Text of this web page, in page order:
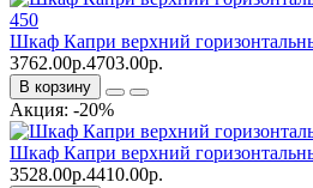
Шкаф Капри верхний
3762.00р.4703.00р.
В корзину
Акция: -20%
Шкаф Капри верхний
3528.00р.4410.00р.